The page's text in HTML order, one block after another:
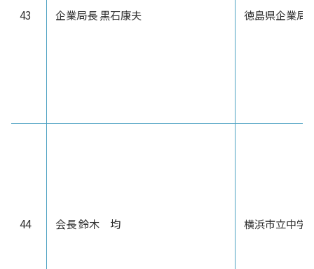
43 企業局長 黒石康夫 徳島県企業局
44 会長 鈴木 均 横浜市立中学